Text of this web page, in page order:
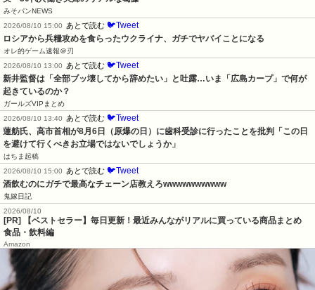
みそパンNEWS
2026/08/10 15:00
あとで読む 🐦Tweet
ロシアから兵糧攻めを食らったウクライナ、ガチでヤバイことになる
オレ的ゲーム速報＠刃
2026/08/10 13:00
あとで読む 🐦Tweet
新井監督は「全部ブッ壊してから辞めたい」と吐露…いま「広島カープ」で何が
起きているのか？
ガールズVIPまとめ
2026/08/10 13:40
あとで読む 🐦Tweet
蓮舫氏、高市首相が8月6日（原爆の日）に歯科受診に行ったことを批判「この日
を避けて行くべきお立場ではないでしょうか」
はちま起稿
2026/08/10 15:00
あとで読む 🐦Tweet
酒飲むのにガチで最高なチェーン店教えろwwwwwwwwww
鬼嫁日記
2026/08/10
[PR] 【ベストセラー】毎日更新！最近みんながリアルに買っている商品まとめ
食品・飲料編
Amazon